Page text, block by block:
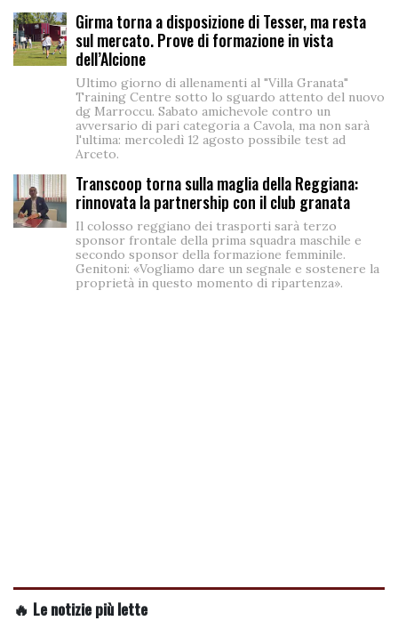
Girma torna a disposizione di Tesser, ma resta
sul mercato. Prove di formazione in vista
dell’Alcione
Ultimo giorno di allenamenti al "Villa Granata"
Training Centre sotto lo sguardo attento del nuovo
dg Marroccu. Sabato amichevole contro un
avversario di pari categoria a Cavola, ma non sarà
l'ultima: mercoledì 12 agosto possibile test ad
Arceto.
Transcoop torna sulla maglia della Reggiana:
rinnovata la partnership con il club granata
Il colosso reggiano dei trasporti sarà terzo
sponsor frontale della prima squadra maschile e
secondo sponsor della formazione femminile.
Genitoni: «Vogliamo dare un segnale e sostenere la
proprietà in questo momento di ripartenza».
🔥 Le notizie più lette